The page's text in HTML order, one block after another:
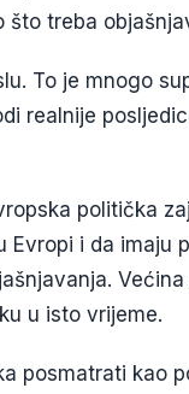
što treba
To je mnogo
realnije
politička
i da imaju
u isto vrijeme.
posmatrati kao